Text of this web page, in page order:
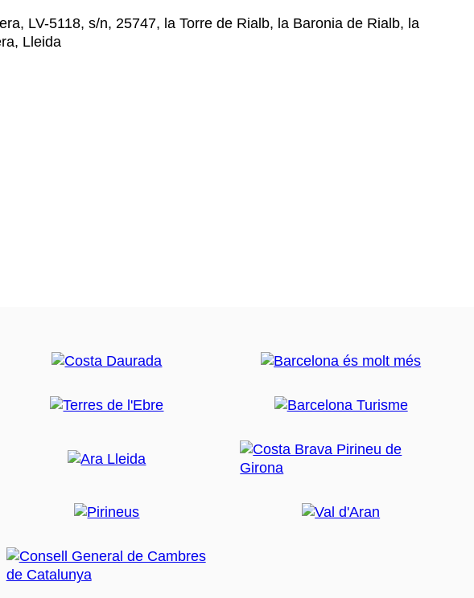
LV-5118, s/n, 25747, la Torre de Rialb, la Baronia de Rialb, la
Lleida